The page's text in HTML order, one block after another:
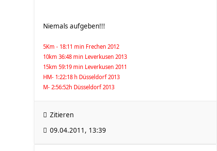
Niemals aufgeben!!!
5Km - 18:11 min Frechen 2012
10km 36:48 min Leverkusen 2013
15km 59:19 min Leverkusen 2011
HM- 1:22:18 h Düsseldorf 2013
M- 2:56:52h Düsseldorf 2013
Zitieren
09.04.2011, 13:39